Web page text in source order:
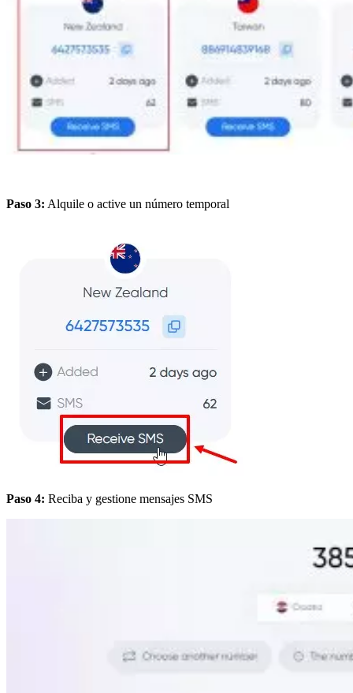
Paso 3: Alquile o active un número temporal
Paso 4: Reciba y gestione mensajes SMS